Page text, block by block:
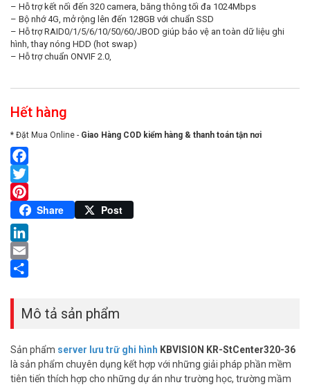
– Hỗ trợ kết nối đến 320 camera, băng thông tối đa 1024Mbps
– Bộ nhớ 4G, mở rộng lên đến 128GB với chuẩn SSD
– Hỗ trợ RAID0/1/5/6/10/50/60/JBOD giúp bảo vệ an toàn dữ liệu ghi
hình, thay nóng HDD (hot swap)
– Hỗ trợ chuẩn ONVIF 2.0,
Hết hàng
* Đặt Mua Online - Giao Hàng COD kiểm hàng & thanh toán tận nơi
Facebook
Twitter
Pinterest
Share Post
LinkedIn
Email
Mô tả sản phẩm
Sản phẩm server lưu trữ ghi hình KBVISION KR-StCenter320-36
là sản phẩm chuyên dụng kết hợp với những giải pháp phần mềm
tiên tiến thích hợp cho những dự án như trường học, trường mầm